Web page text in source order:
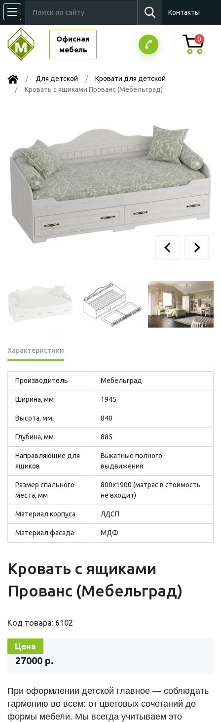
Контакты
Офисная
мебель
0
Для детской
Кровати для детской
Кровать с ящиками Прованс (Мебельград)
Характеристики
Производитель Мебельград
Ширина, мм 1945
Высота, мм 840
Глубина, мм 885
Направляющие для
ящиков
Выкатные полного
выдвижения
Размер cпального
места, мм
800х1900 (матрас в стоимость
не входит)
Материал корпуса ЛДСП
Материал фасада МДФ
Кровать с ящиками
Прованс (Мебельград)
Код товара: 6102
Цена
27000 р.
При оформлении детской главное — соблюдать
гармонию во всем: от цветовых сочетаний до
формы мебели. Мы всегда учитываем это